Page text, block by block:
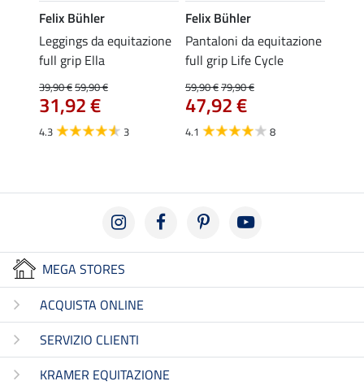
Felix Bühler
Leggings da equitazione
full grip Ella
39,90 €59,90 €
31,92 €
4.3 3
Felix Bühler
Pantaloni da equitazione
full grip Life Cycle
59,90 €79,90 €
47,92 €
4.1 8
MEGA STORES
ACQUISTA ONLINE
SERVIZIO CLIENTI
KRAMER EQUITAZIONE